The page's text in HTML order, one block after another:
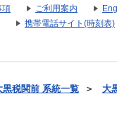
項 ご利用案内
携帯電話サイト(時刻表)
黒税関前 系統一覧 ＞ 大